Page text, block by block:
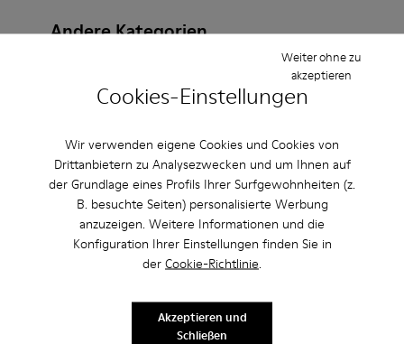
Cookies-Einstellungen
Wir verwenden eigene Cookies und Cookies von
Drittanbietern zu Analysezwecken und um Ihnen auf
der Grundlage eines Profils Ihrer Surfgewohnheiten (z.
B. besuchte Seiten) personalisierte Werbung
anzuzeigen. Weitere Informationen und die
Konfiguration Ihrer Einstellungen finden Sie in
der Cookie-Richtlinie.
Weiter ohne zu
akzeptieren
Akzeptieren und
Schließen
Andere Kategorien
Klettverschluss
Mokassins
Sandalen
Stiefel
Lässige Schuhe
Sneaker
Freizeitschuhe
Slipper